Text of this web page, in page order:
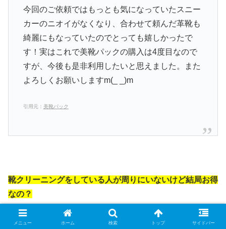
今回のご依頼ではもっとも気になっていたスニー
カーのニオイがなくなり、合わせて頼んだ革靴も
綺麗にもなっていたのでとっても嬉しかったで
す！実はこれで美靴パックの購入は4度目なので
すが、今後も是非利用したいと思えました。また
よろしくお願いしますm(_ _)m
引用元： 美靴パック
靴クリーニングをしている人が周りにいないけど結局お得
なの？
島根県 松江市でも参考になる靴のクリー
メニュー ホーム 検索 トップ サイドバー